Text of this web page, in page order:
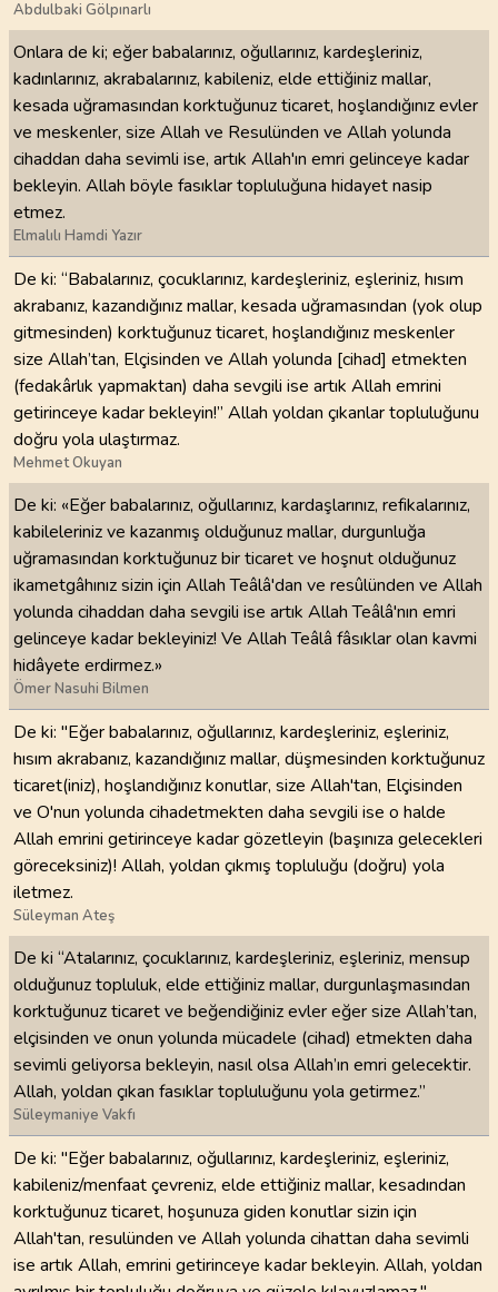
Abdulbaki Gölpınarlı
Onlara de ki; eğer babalarınız, oğullarınız, kardeşleriniz,
kadınlarınız, akrabalarınız, kabileniz, elde ettiğiniz mallar,
kesada uğramasından korktuğunuz ticaret, hoşlandığınız evler
ve meskenler, size Allah ve Resulünden ve Allah yolunda
cihaddan daha sevimli ise, artık Allah'ın emri gelinceye kadar
bekleyin. Allah böyle fasıklar topluluğuna hidayet nasip
etmez.
Elmalılı Hamdi Yazır
De ki: “Babalarınız, çocuklarınız, kardeşleriniz, eşleriniz, hısım
akrabanız, kazandığınız mallar, kesada uğramasından (yok olup
gitmesinden) korktuğunuz ticaret, hoşlandığınız meskenler
size Allah’tan, Elçisinden ve Allah yolunda [cihad] etmekten
(fedakârlık yapmaktan) daha sevgili ise artık Allah emrini
getirinceye kadar bekleyin!” Allah yoldan çıkanlar topluluğunu
doğru yola ulaştırmaz.
Mehmet Okuyan
De ki: «Eğer babalarınız, oğullarınız, kardaşlarınız, refikalarınız,
kabileleriniz ve kazanmış olduğunuz mallar, durgunluğa
uğramasından korktuğunuz bir ticaret ve hoşnut olduğunuz
ikametgâhınız sizin için Allah Teâlâ'dan ve resûlünden ve Allah
yolunda cihaddan daha sevgili ise artık Allah Teâlâ'nın emri
gelinceye kadar bekleyiniz! Ve Allah Teâlâ fâsıklar olan kavmi
hidâyete erdirmez.»
Ömer Nasuhi Bilmen
De ki: "Eğer babalarınız, oğullarınız, kardeşleriniz, eşleriniz,
hısım akrabanız, kazandığınız mallar, düşmesinden korktuğunuz
ticaret(iniz), hoşlandığınız konutlar, size Allah'tan, Elçisinden
ve O'nun yolunda cihadetmekten daha sevgili ise o halde
Allah emrini getirinceye kadar gözetleyin (başınıza gelecekleri
göreceksiniz)! Allah, yoldan çıkmış topluluğu (doğru) yola
iletmez.
Süleyman Ateş
De ki “Atalarınız, çocuklarınız, kardeşleriniz, eşleriniz, mensup
olduğunuz topluluk, elde ettiğiniz mallar, durgunlaşmasından
korktuğunuz ticaret ve beğendiğiniz evler eğer size Allah’tan,
elçisinden ve onun yolunda mücadele (cihad) etmekten daha
sevimli geliyorsa bekleyin, nasıl olsa Allah’ın emri gelecektir.
Allah, yoldan çıkan fasıklar topluluğunu yola getirmez.”
Süleymaniye Vakfı
De ki: "Eğer babalarınız, oğullarınız, kardeşleriniz, eşleriniz,
kabileniz/menfaat çevreniz, elde ettiğiniz mallar, kesadından
korktuğunuz ticaret, hoşunuza giden konutlar sizin için
Allah'tan, resulünden ve Allah yolunda cihattan daha sevimli
ise artık Allah, emrini getirinceye kadar bekleyin. Allah, yoldan